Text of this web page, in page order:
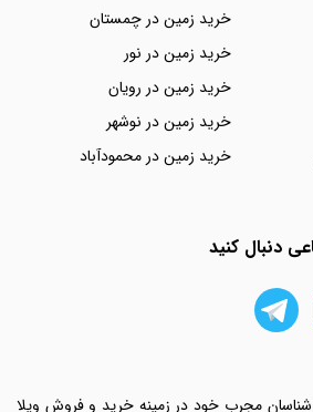
خرید زمین در چمستان
خرید زمین در نور
خرید زمین در رویان
خرید زمین در نوشهر
خرید زمین در محمودآباد
دنبال کنید
مجرب خود در زمینه خرید و فروش ویلا